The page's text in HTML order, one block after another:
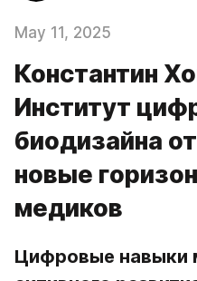
May 11, 2025
Константин
Институт
биодизайна
новые
медиков
Цифровые навыки